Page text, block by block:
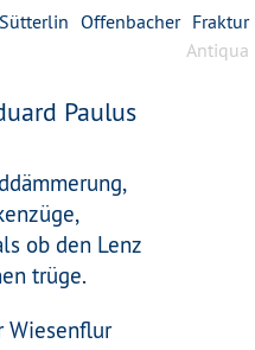
Sütterlin Offenbacher Fraktur
Antiqua
Paulus
ob den Lenz
trüge.
Wiesenflur